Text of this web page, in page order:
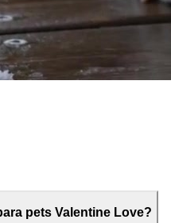
pets Valentine Love?